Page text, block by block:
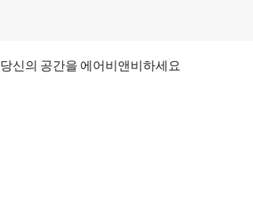
당신의 공간을 에어비앤비하세요